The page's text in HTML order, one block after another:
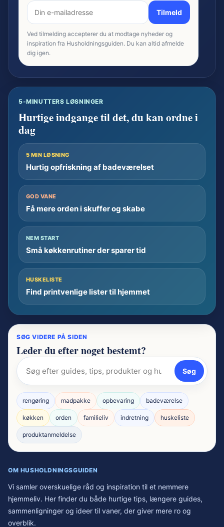
Tilmeld
Ved tilmelding accepterer du at modtage nyheder og
inspiration fra Husholdningsguiden. Du kan altid afmelde
dig igen.
5-MINUTTERS LØSNINGER
Hurtige indgange til det, du kan ordne i
dag
5 MIN LØSNING
Hurtig opfriskning af badeværelset
GOD VANE
Få mere orden i skuffer og skabe
NEM START
Små køkkenrutiner der sparer tid
HUSKELISTE
Find printvenlige lister til hjemmet
SØG VIDERE PÅ SIDEN
Leder du efter noget bestemt?
Søg
rengøring madpakke opbevaring badeværelse
køkken orden familieliv indretning huskeliste
produktanmeldelse
OM HUSHOLDNINGSGUIDEN
Vi samler overskuelige råd og inspiration til et nemmere
hjemmeliv. Her finder du både hurtige tips, længere guides,
sammenligninger og ideer til vaner, der giver mere ro og
overblik.